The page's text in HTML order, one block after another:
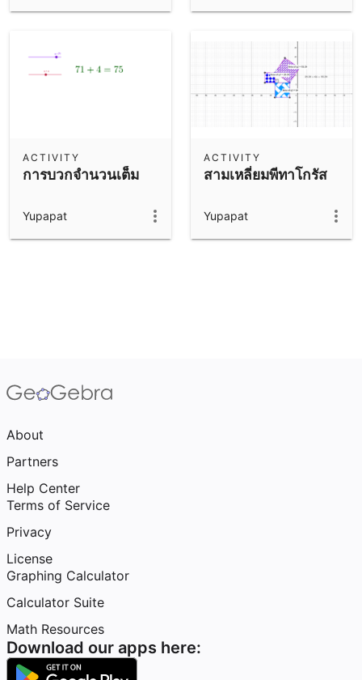
การบวกจำนวนเต็ม
ACTIVITY
Yupapat
สามเหลี่ยมพีทาโกรัส
ACTIVITY
Yupapat
About
Partners
Help Center
Terms of Service
Privacy
License
Graphing Calculator
Calculator Suite
Math Resources
Download our apps here: